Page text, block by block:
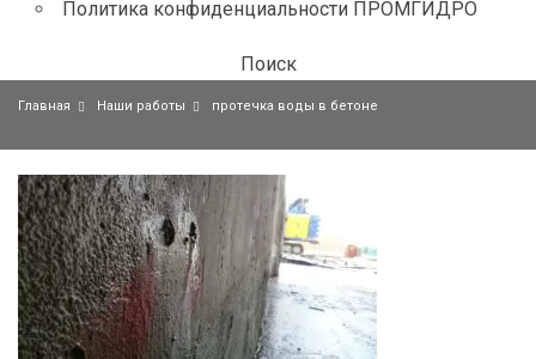
Политика конфиденциальности ПРОМГИДРО
Поиск
Главная Наши работы протечка воды в бетоне